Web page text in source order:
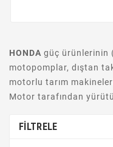
HONDA güç ürünlerinin
motopomplar, dıştan
motorlu tarım
Motor tarafından
FILTRELE